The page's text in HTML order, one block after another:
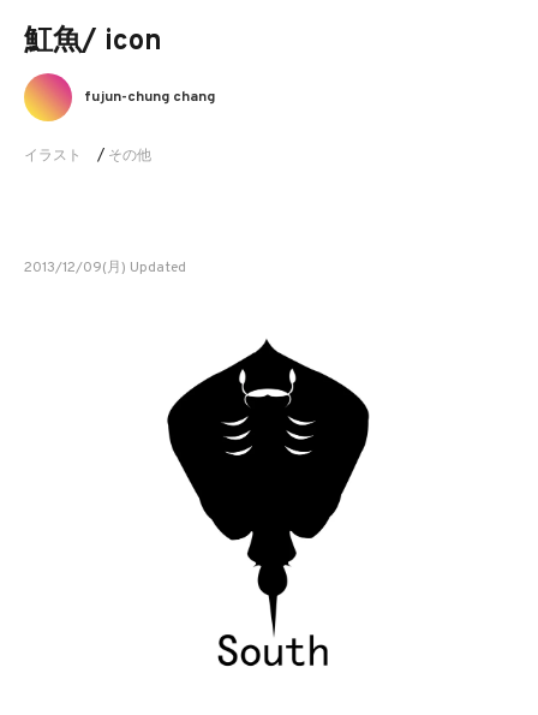
魟魚/ icon
イラスト / その他
fujun-chung chang
2013/12/09(月) Updated